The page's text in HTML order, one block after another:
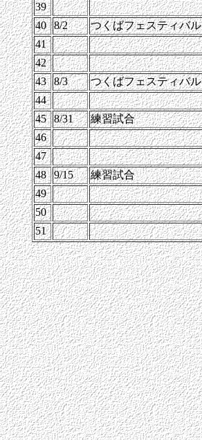
39
40
8/2 つくばフェスティバル
41
42
43
8/3 つくばフェスティバル
44
45
8/31 練習試合
46
47
48
9/15 練習試合
49
50
51